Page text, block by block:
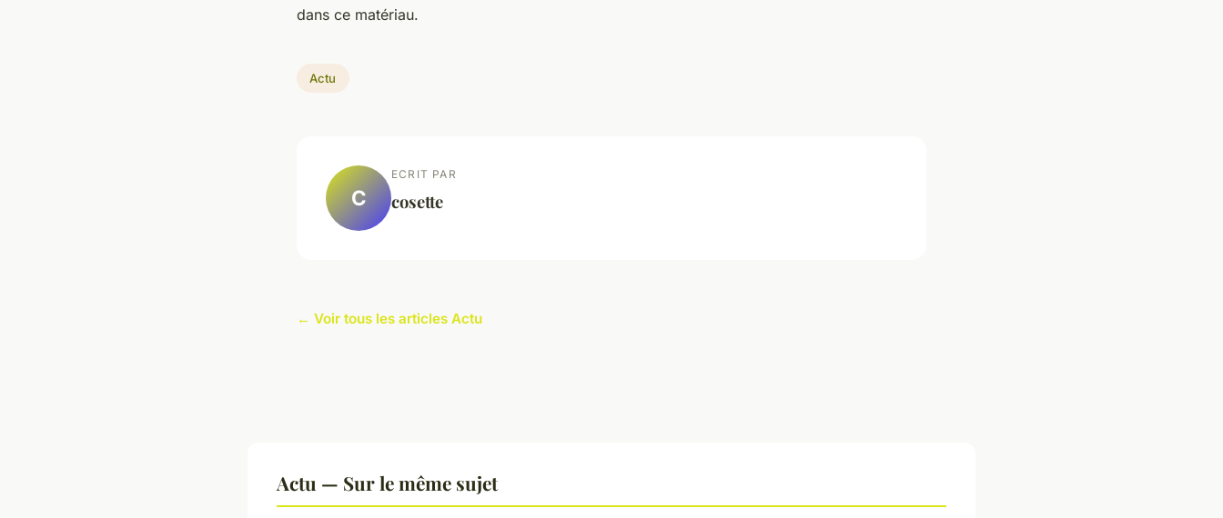
dans ce matériau.
Actu
C
ECRIT PAR
cosette
← Voir tous les articles Actu
Actu — Sur le même sujet